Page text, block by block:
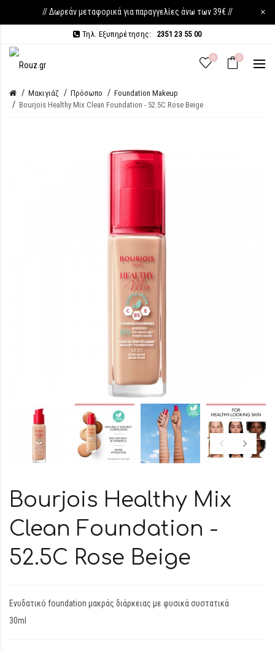
// Δωρεάν μεταφορικά για παραγγελίες άνω των 39€ // ×
Τηλ. Εξυπηρέτησης: 2351 23 55 00
0 0
Μακιγιάζ Πρόσωπο
Foundation Makeup
Bourjois Healthy Mix Clean Foundation - 52.5C Rose Beige
Bourjois Healthy Mix
Clean Foundation -
52.5C Rose Beige
Ενυδατικό foundation μακράς διάρκειας με φυσικά συστατικά
30ml